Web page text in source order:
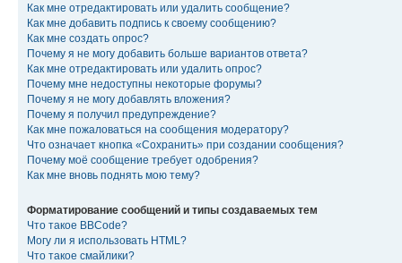
Как мне отредактировать или удалить сообщение?
Как мне добавить подпись к своему сообщению?
Как мне создать опрос?
Почему я не могу добавить больше вариантов ответа?
Как мне отредактировать или удалить опрос?
Почему мне недоступны некоторые форумы?
Почему я не могу добавлять вложения?
Почему я получил предупреждение?
Как мне пожаловаться на сообщения модератору?
Что означает кнопка «Сохранить» при создании сообщения?
Почему моё сообщение требует одобрения?
Как мне вновь поднять мою тему?
Форматирование сообщений и типы создаваемых тем
Что такое BBCode?
Могу ли я использовать HTML?
Что такое смайлики?